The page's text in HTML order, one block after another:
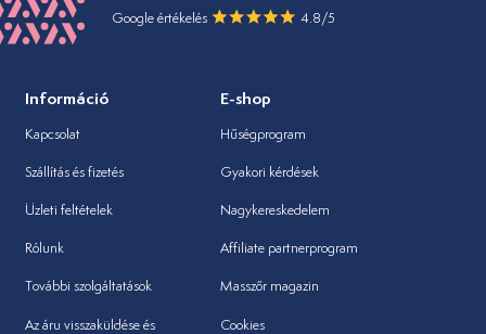
Google értékelés 4.8/5
Információ
Kapcsolat
Szállítás és fizetés
Üzleti feltételek
Rólunk
További szolgáltatások
Az áru visszaküldése és
E-shop
Hűségprogram
Gyakori kérdések
Nagykereskedelem
Affiliate partnerprogram
Masszőr magazin
Cookies